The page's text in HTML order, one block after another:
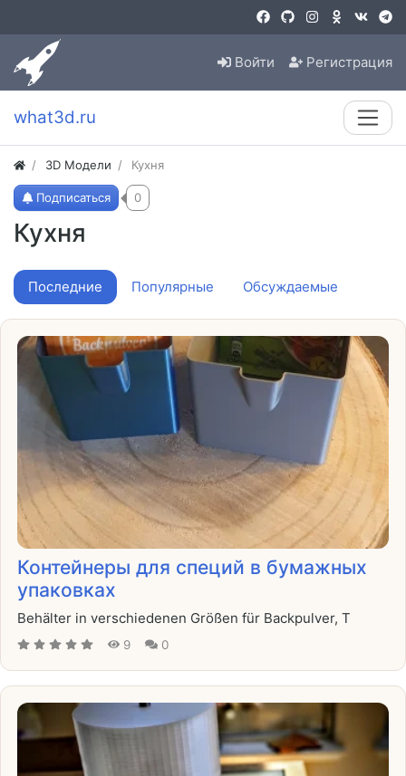
Войти Регистрация
what3d.ru
3D Модели Кухня
Кухня
Подписаться 0
Последние Популярные Обсуждаемые
Контейнеры для специй в бумажных
упаковках
Behälter in verschiedenen Größen für Backpulver, T
9 0